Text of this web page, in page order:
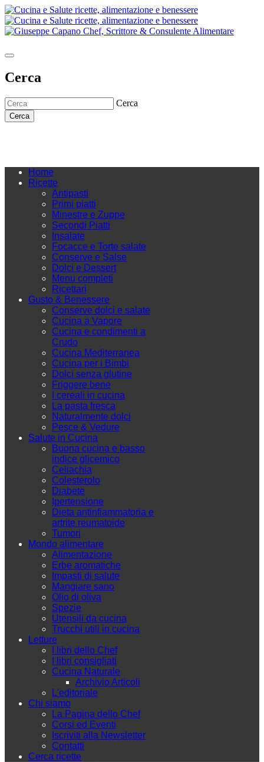
Cerca
Cerca
Cerca
Home
Ricette
Antipasti
Primi piatti
Minestre e Zuppe
Secondi Piatti
Insalate
Focacce e Torte salate
Conserve e Salse
Dolci e Dessert
Menu completi
Ricettari
Gusto & Benessere
Conserve dolci e salate
Cucina a Vapore
Cucina e condimenti a
Crudo
Cucina Mediterranea
Cucina per i Bimbi
Dolci senza glutine
Friggere bene
I cereali in cucina
La pasta fresca
Naturalmente dolci
Pesce & Vedure
Salute in Cucina
Buona cucina e basso
indice glicemico
Celiachia
Colesterolo
Diabete
Ipertensione
Dieta antinfiammatoria e
artrite reumatoide
Tumori
Mondo alimentare
Alimentazione
Erbe aromatiche
Impasti di salute
Mangiare sano
Olio di oliva
Spezie
Utensili da cucina
Trucchi utili in cucina
Letture
I libri dello Chef
I libri consigliati
Cucina Naturale
Archivio Articoli
L'editoriale
Chi siamo
La Pagina dello Chef
Corsi ed Eventi
Iscriviti alla Newsletter
Contatti
Cerca ricette